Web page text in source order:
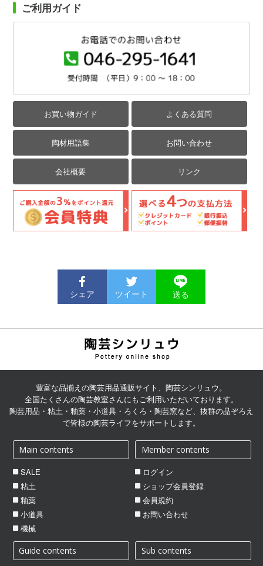
ご利用ガイド
お買い物ガイド よくある質問
陶材用語集 お問い合わせ
会社概要 リンク
シェア ツイート 送る
豊富な品揃えの陶芸用品通販サイト、陶芸シンリュウ。
全国たくさんの陶芸教室さんにもご利用いただいております。
陶芸用品・粘土・釉薬・小道具・ろくろ・陶芸窯など、抜群の品ぞろえ
で皆様の陶芸ライフをサポートします。
Main contents
SALE
粘土
釉薬
小道具
機械
Member contents
ログイン
ショップ会員登録
会員規約
お問い合わせ
Guide contents Sub contents